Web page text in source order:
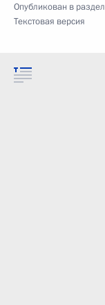
Опубликован в
Текстовая версия